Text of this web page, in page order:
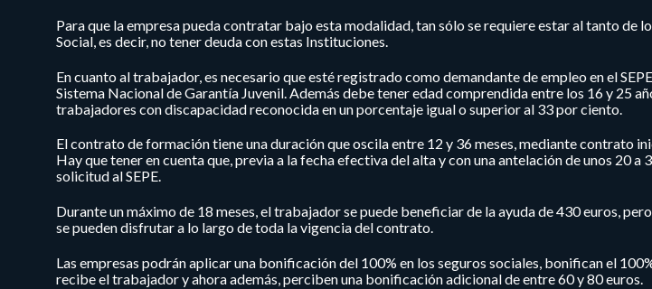
Para que la empresa pueda contratar bajo esta modalidad, tan sólo se requiere estar al tanto de
Social, es decir, no tener deuda con estas Instituciones.
En cuanto al trabajador, es necesario que esté registrado como demandante de empleo en el
Sistema Nacional de Garantía Juvenil. Además debe tener edad comprendida entre los 16 y 25
trabajadores con discapacidad reconocida en un porcentaje igual o superior al 33 por ciento.
El contrato de formación tiene una duración que oscila entre 12 y 36 meses, mediante contrato
Hay que tener en cuenta que, previa a la fecha efectiva del alta y con una antelación de unos 20 a
solicitud al SEPE.
Durante un máximo de 18 meses, el trabajador se puede beneficiar de la ayuda de 430 euros,
se pueden disfrutar a lo largo de toda la vigencia del contrato.
Las empresas podrán aplicar una bonificación del 100% en los seguros sociales, bonifican el
recibe el trabajador y ahora además, perciben una bonificación adicional de entre 60 y 80 euros.